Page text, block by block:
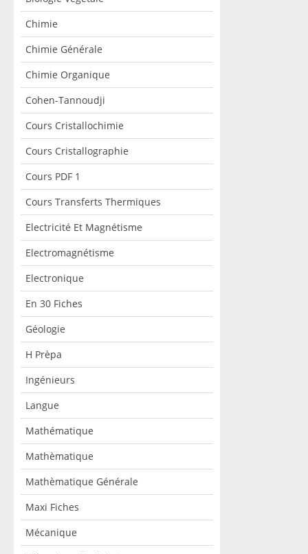
Chimie
Chimie Générale
Chimie Organique
Cohen-Tannoudji
Cours Cristallochimie
Cours Cristallographie
Cours PDF 1
Cours Transferts Thermiques
Electricité Et Magnétisme
Electromagnétisme
Electronique
En 30 Fiches
Géologie
H Prèpa
Ingénieurs
Langue
Mathématique
Mathèmatique
Mathèmatique Générale
Maxi Fiches
Mécanique